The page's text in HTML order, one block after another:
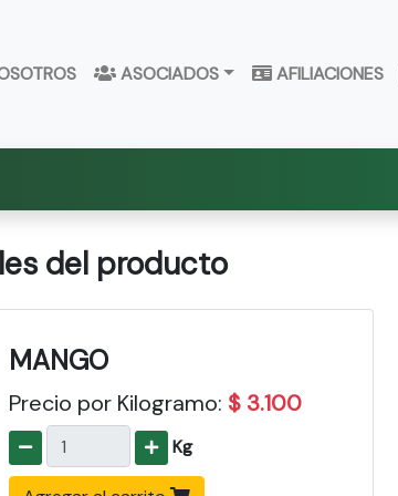
ASOCIADOS AFILIACIONES
del producto
MANGO
Precio por Kilogramo: $ 3.100
Kg